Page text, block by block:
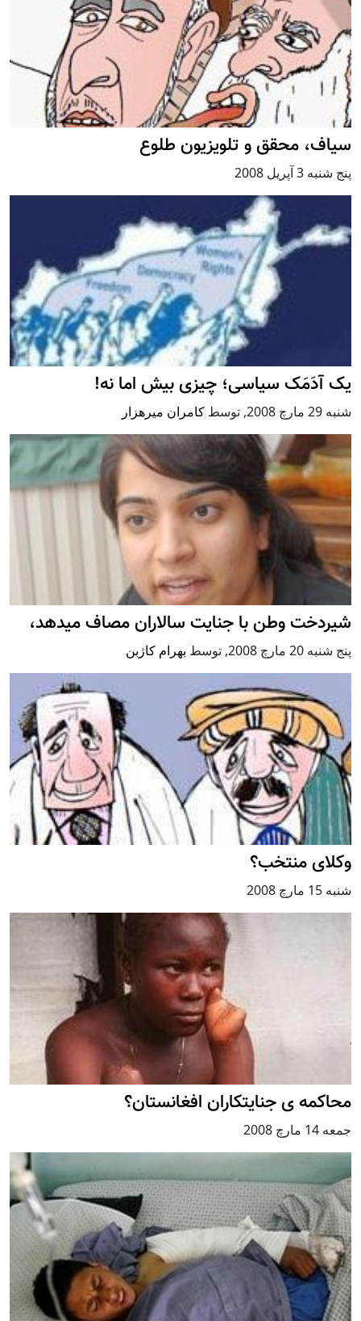
سياف، محقق و تلويزيون طلوع
پنج شنبه 3 آپریل 2008
يک آدَمَک سياسی؛ چيزی بيش اما نه!
شنبه 29 مارچ 2008 , توسط کامران میرهزار
شیردخت وطن با جنایت سالاران مصاف میدهد،
پنج شنبه 20 مارچ 2008 , توسط بهرام کاژبن
وکلای منتخب؟
شنبه 15 مارچ 2008
محاکمه ی جنايتکاران افغانستان؟
جمعه 14 مارچ 2008